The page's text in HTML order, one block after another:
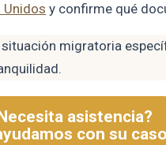
Unidos y confirme qué
migratoria
asistencia?
con su caso